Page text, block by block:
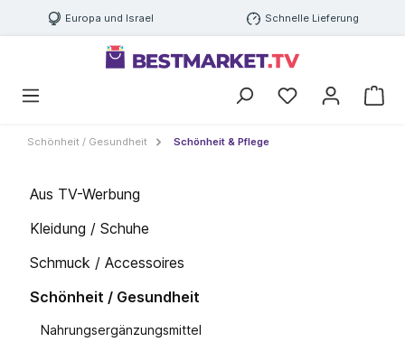
Europa und Israel Schnelle Lieferung
Schönheit / Gesundheit Schönheit & Pflege
Aus TV-Werbung
Kleidung / Schuhe
Schmuck / Accessoires
Schönheit / Gesundheit
Nahrungsergänzungsmittel